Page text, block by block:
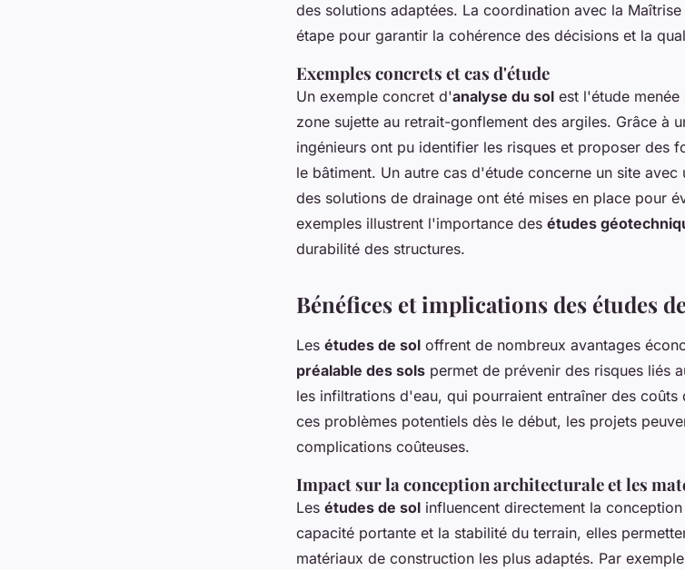
des solutions adaptées. La coordination avec la
étape pour garantir la cohérence des décisions et la
Exemples concrets et cas d'étude
Un exemple concret d'analyse du sol est l'étude
zone sujette au retrait-gonflement des argiles. Grâce à
ingénieurs ont pu identifier les risques et proposer des
le bâtiment. Un autre cas d'étude concerne un site
des solutions de drainage ont été mises en place pour
exemples illustrent l'importance des études
durabilité des structures.
Bénéfices et implications des études
Les études de sol offrent de nombreux avantages
préalable des sols permet de prévenir des risques liés
les infiltrations d'eau, qui pourraient entraîner des
ces problèmes potentiels dès le début, les projets
complications coûteuses.
Impact sur la conception architecturale et les
Les études de sol influencent directement la
capacité portante et la stabilité du terrain, elles
matériaux de construction les plus adaptés. Par